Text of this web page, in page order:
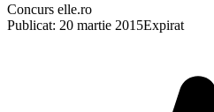
Concurs elle.ro
Publicat: 20 martie 2015Expirat